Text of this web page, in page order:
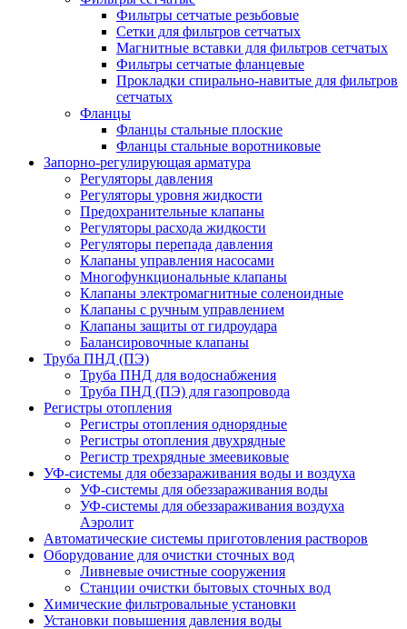
Фильтры сетчатые резьбовые
Сетки для фильтров сетчатых
Магнитные вставки для фильтров сетчатых
Фильтры сетчатые фланцевые
Прокладки спирально-навитые для фильтров
сетчатых
Фланцы
Фланцы стальные плоские
Фланцы стальные воротниковые
Запорно-регулирующая арматура
Регуляторы давления
Регуляторы уровня жидкости
Предохранительные клапаны
Регуляторы расхода жидкости
Регуляторы перепада давления
Клапаны управления насосами
Многофункциональные клапаны
Клапаны электромагнитные соленоидные
Клапаны с ручным управлением
Клапаны защиты от гидроудара
Балансировочные клапаны
Труба ПНД (ПЭ)
Труба ПНД для водоснабжения
Труба ПНД (ПЭ) для газопровода
Регистры отопления
Регистры отопления однорядные
Регистры отопления двухрядные
Регистр трехрядные змеевиковые
УФ-системы для обеззараживания воды и воздуха
УФ-системы для обеззараживания воды
УФ-системы для обеззараживания воздуха
Аэролит
Автоматические системы приготовления растворов
Оборудование для очистки сточных вод
Ливневые очистные сооружения
Станции очистки бытовых сточных вод
Химические фильтровальные установки
Установки повышения давления воды